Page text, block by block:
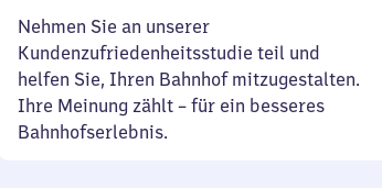
Nehmen Sie an unserer
Kundenzufriedenheitsstudie teil und
helfen Sie, Ihren Bahnhof mitzugestalten.
Ihre Meinung zählt – für ein besseres
Bahnhofserlebnis.